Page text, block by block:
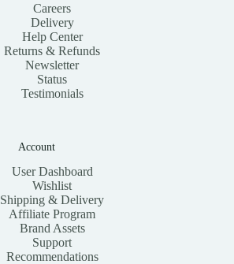
Careers
Delivery
Help Center
Returns & Refunds
Newsletter
Status
Testimonials
Account
User Dashboard
Wishlist
Shipping & Delivery
Affiliate Program
Brand Assets
Support
Recommendations